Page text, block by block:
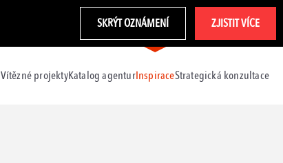
SKRÝT OZNÁMENÍ ZJISTIT VÍCE
Vítězné projektyKatalog agenturInspiraceStrategická konzultace